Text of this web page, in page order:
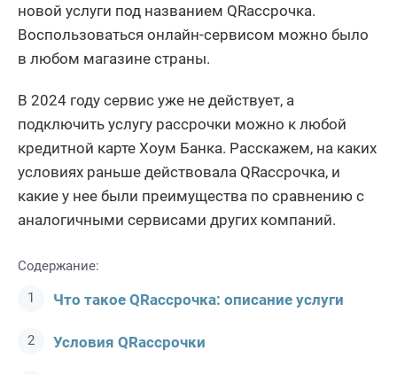
новой услуги под названием QRассрочка.
Воспользоваться онлайн-сервисом можно было
в любом магазине страны.
В 2024 году сервис уже не действует, а
подключить услугу рассрочки можно к любой
кредитной карте Хоум Банка. Расскажем, на каких
условиях раньше действовала QRассрочка, и
какие у нее были преимущества по сравнению с
аналогичными сервисами других компаний.
Содержание:
Что такое QRассрочка: описание услуги
Условия QRассрочки